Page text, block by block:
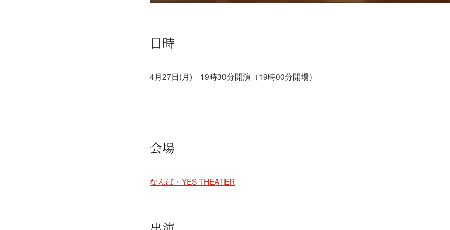
日時
4月27日(月) 19時30分開演（19時00分開場）
会場
なんば・YES THEATER